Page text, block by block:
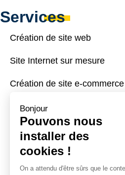
Services
Création de site web
Site Internet sur mesure
Création de site e-commerce
Création de site vitrine
Formations
Bonjour
Pouvons nous
installer des
cookies !
On a attendu d'être sûrs que le